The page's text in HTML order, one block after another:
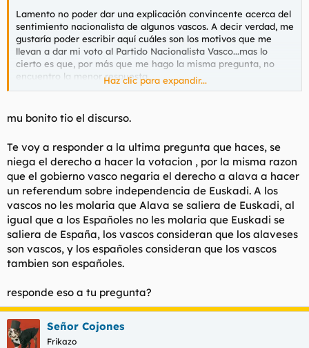
Lamento no poder dar una explicación convincente acerca del
sentimiento nacionalista de algunos vascos. A decir verdad, me
gustaría poder escribir aquí cuáles son los motivos que me
llevan a dar mi voto al Partido Nacionalista Vasco...mas lo
cierto es que, por más que me hago la misma pregunta, no
encuentro la menor respuesta.
toda mi infancia no he hablado otro idioma que el euskera;
que el español, aun considerándolo un idioma muy digno de
mi persona durante todos estos años, y apenas lo he hablado
cuando he salido a la capital (Bilbao) por motivos laborales.
Todos mis verdaderos amigos, esos a los que no he elegido
porque, sencillamente, "estaban ahí" desde mi infancia, son
vascos y mi trato con gentes que no hablan euskera podría
considerarse inexistente.
Además, sin ánimo de ofender debo decir que cualquier punto
de la cultura española, los toros y el flamenco, por ejemplo, me
son tan extraños como los bailes o las letras de Rusia o
menor animadversión.
Blas de Lezo y Legazpi y Okendo y Elcano y Churruca fueron
marinos vascos cuya actividad tuvo una gran importancia en el
devenir de España como nación, cierto, pero también
Haz clic para expandir...
mu bonito tio el discurso.
Te voy a responder a la ultima pregunta que haces, se
niega el derecho a hacer la votacion , por la misma razon
que el gobierno vasco negaria el derecho a alava a hacer
un referendum sobre independencia de Euskadi. A los
vascos no les molaria que Alava se saliera de Euskadi, al
igual que a los Españoles no les molaria que Euskadi se
saliera de España, los vascos consideran que los alaveses
son vascos, y los españoles consideran que los vascos
tambien son españoles.
responde eso a tu pregunta?
Señor Cojones
Frikazo